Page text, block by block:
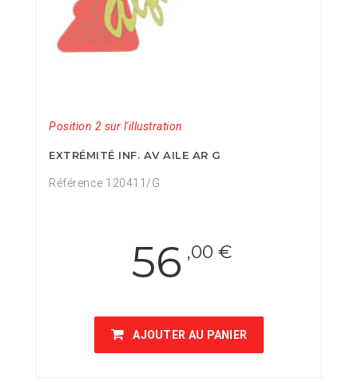
Position 2 sur l'illustration
EXTRÉMITÉ INF. AV AILE AR G
Référence 120411/G
56 ,00 €
AJOUTER AU PANIER